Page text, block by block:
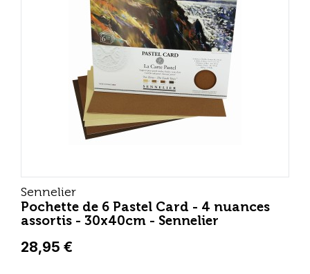
Sennelier
Pochette de 6 Pastel Card - 4 nuances
assortis - 30x40cm - Sennelier
28,95 €